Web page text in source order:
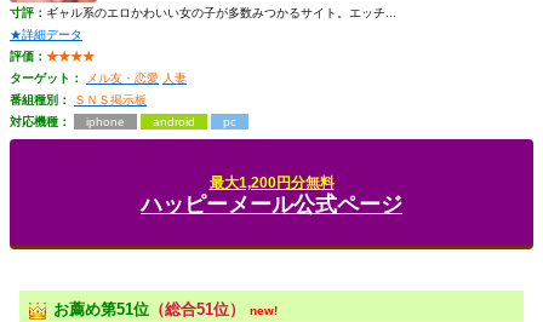
寸評： ギャル系のエロかわいい女の子が多数みつかるサイト。エッチ...
★詳細データ
評価： ★★★★
ターゲット：
メル友・恋愛 人妻
番組種別：
ＳＮＳ掲示板
対応機種：
iphone android pc
最大1,200円分無料
ハッピーメール公式ページ
お薦め第51位 （総合51位） new!